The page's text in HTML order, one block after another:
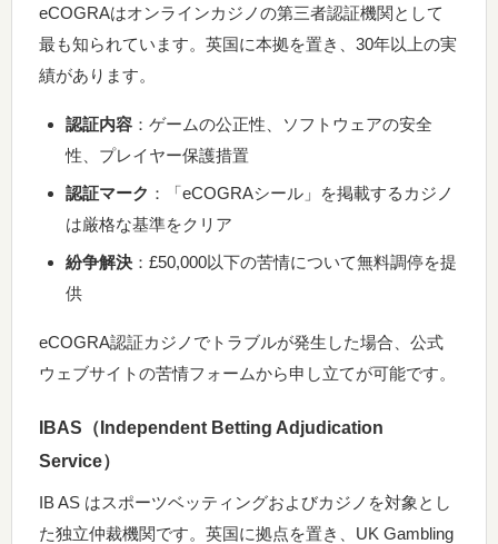
eCOGRAはオンラインカジノの第三者認証機関として
最も知られています。英国に本拠を置き、30年以上の実
績があります。
認証内容 ：ゲームの公正性、ソフトウェアの安全
性、プレイヤー保護措置
認証マーク ：「eCOGRAシール」を掲載するカジノ
は厳格な基準をクリア
紛争解決 ：£50,000以下の苦情について無料調停を提
供
eCOGRA認証カジノでトラブルが発生した場合、公式
ウェブサイトの苦情フォームから申し立てが可能です。
IBAS（Independent Betting Adjudication
Service）
IB AS はスポーツベッティングおよびカジノを対象とし
た独立仲裁機関です。英国に拠点を置き、UK Gambling